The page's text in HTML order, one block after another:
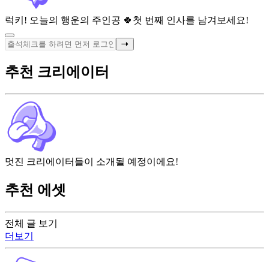
럭키! 오늘의 행운의 주인공 🍀 첫 번째 인사를 남겨보세요!
전체 글 보기
더보기
추천 크리에이터
멋진 크리에이터들이 소개될 예정이에요!
추천 에셋